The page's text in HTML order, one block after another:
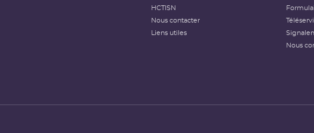
HCTISN
Nous contacter
Liens utiles
Nous